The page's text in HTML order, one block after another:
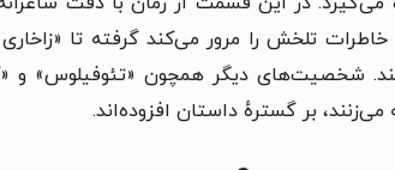
تلخش را مرور می‌کند گرفته تا
دیگر همچون «تئوفیلوس» و
بر گسترهٔ داستان افزوده‌اند.